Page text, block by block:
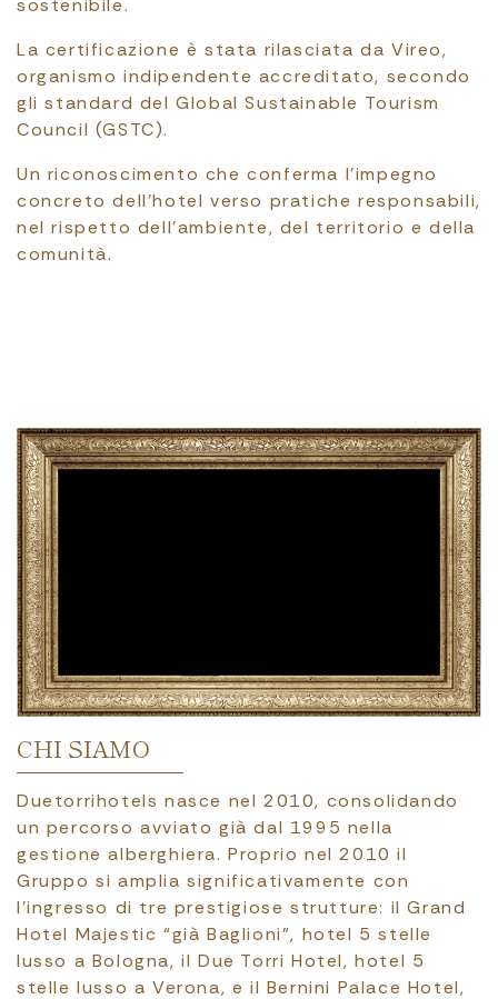
La certificazione è stata rilasciata da Vireo,
organismo indipendente accreditato, secondo
gli standard del Global Sustainable Tourism
Council (GSTC).
Un riconoscimento che conferma l’impegno
concreto dell’hotel verso pratiche responsabili,
nel rispetto dell’ambiente, del territorio e della
comunità.
CHI SIAMO
Duetorrihotels nasce nel 2010, consolidando
un percorso avviato già dal 1995 nella
gestione alberghiera. Proprio nel 2010 il
Gruppo si amplia significativamente con
l’ingresso di tre prestigiose strutture: il Grand
Hotel Majestic “già Baglioni”, hotel 5 stelle
lusso a Bologna, il Due Torri Hotel, hotel 5
stelle lusso a Verona, e il Bernini Palace Hotel,